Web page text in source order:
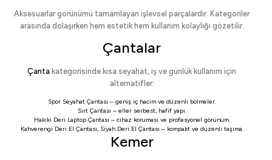
Aksesuarlar görünümü tamamlayan işlevsel parçalardır. Kategoriler
arasında dolaşırken hem estetik hem kullanım kolaylığı gözetilir.
Çantalar
Çanta kategorisinde kısa seyahat, iş ve günlük kullanım için
alternatifler:
Spor Seyahat Çantası – geniş iç hacim ve düzenli bölmeler.
Sırt Çantası – eller serbest, hafif yapı.
Hakiki Deri Laptop Çantası – cihaz koruması ve profesyonel görünüm.
Kahverengi Deri El Çantası, Siyah Deri El Çantası – kompakt ve düzenli taşıma.
Kemer